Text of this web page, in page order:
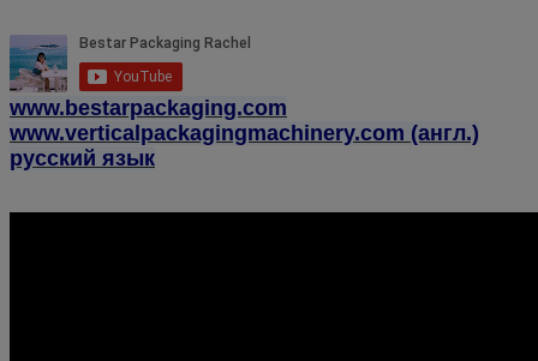
www.bestarpackaging.com
www.verticalpackagingmachinery.com (англ.)
русский язык